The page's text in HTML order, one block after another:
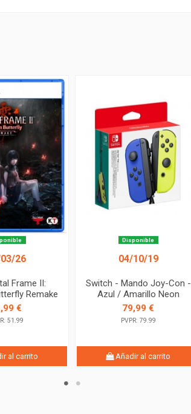
26
Frame II:
Remake
€
51.99
al carrito
Disponible
04/10/19
Switch - Mando Joy-Con -
Azul / Amarillo Neon
79,99 €
PVPR: 79.99
Añadir al carrito